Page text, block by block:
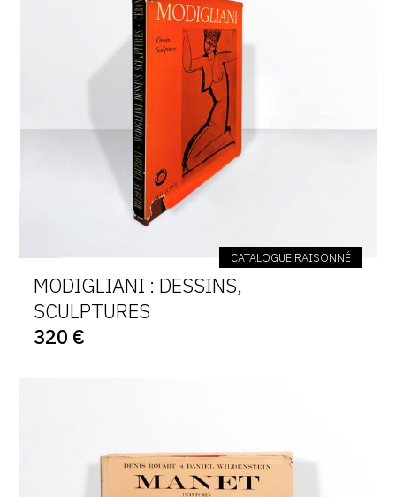
CATALOGUE RAISONNÉ
MODIGLIANI : DESSINS,
SCULPTURES
320 €